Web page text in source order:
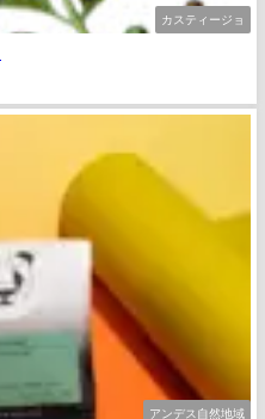
カスティージョ
アンデス自然地域